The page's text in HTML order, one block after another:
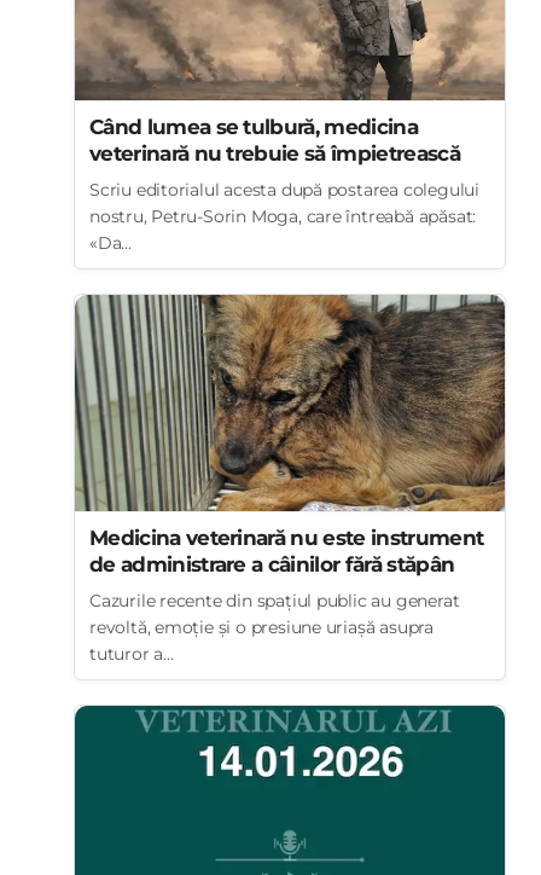
Când lumea se tulbură, medicina
veterinară nu trebuie să împietrească
Scriu editorialul acesta după postarea colegului
nostru, Petru-Sorin Moga, care întreabă apăsat:
«Da...
Medicina veterinară nu este instrument
de administrare a câinilor fără stăpân
Cazurile recente din spațiul public au generat
revoltă, emoție și o presiune uriașă asupra
tuturor a...